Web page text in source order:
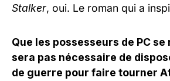
Stalker, oui. Le roman qui a
Que les possesseurs de PC
sera pas nécessaire de
de guerre pour faire tourner